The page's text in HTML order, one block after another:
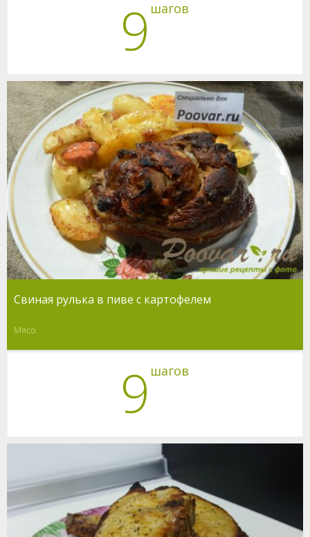
9 шагов
Свиная рулька в пиве с картофелем
Мясо
9 шагов